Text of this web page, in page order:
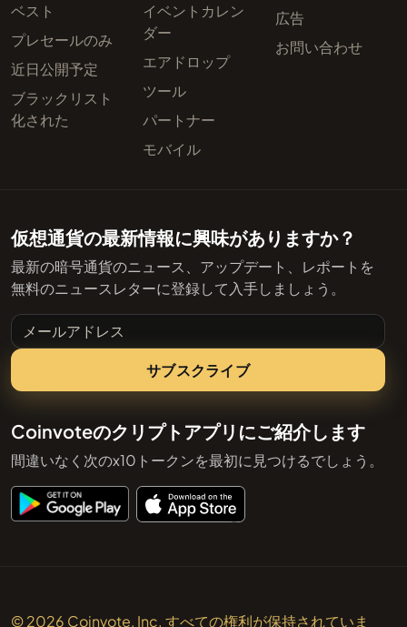
ベスト
プレセールのみ
近日公開予定
ブラックリスト
化された
イベントカレン
ダー
エアドロップ
ツール
パートナー
モバイル
広告
お問い合わせ
仮想通貨の最新情報に興味がありますか？
最新の暗号通貨のニュース、アップデート、レポートを
無料のニュースレターに登録して入手しましょう。
メールアドレス
サブスクライブ
Coinvoteのクリプトアプリにご紹介します
間違いなく次のx10トークンを最初に見つけるでしょう。
© 2026 Coinvote, Inc. すべての権利が保持されていま